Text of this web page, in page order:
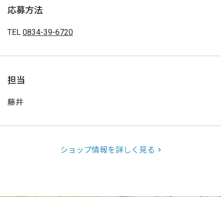
応募方法
TEL 0834-39-6720
担当
藤井
ショップ情報を詳しく見る